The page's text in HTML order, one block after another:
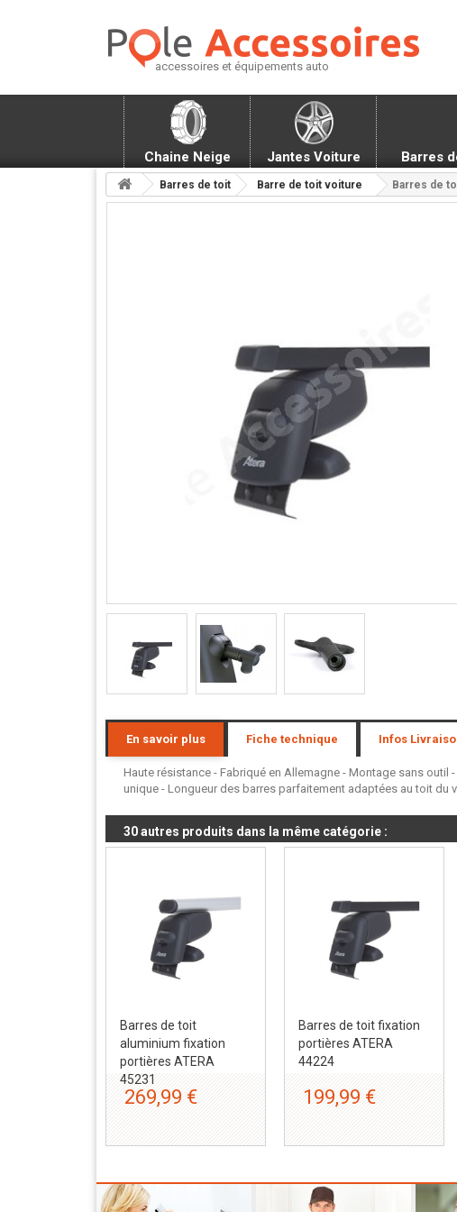
accessoires et équipements auto
Chaine Neige Jantes Voiture Barres
Barres de toit Barre de toit voiture Barres de
En savoir plus Fiche technique Infos
Haute résistance - Fabriqué en Allemagne - Montage sans
unique - Longueur des barres parfaitement adaptées au toit du
30 autres produits dans la même catégorie :
Barres de toit
aluminium fixation
portières ATERA
45231
269,99 €
Barres de toit fixation
portières ATERA
44224
199,99 €